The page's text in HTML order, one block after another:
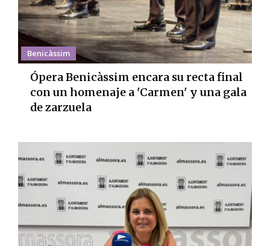
Benicàssim
Ópera Benicàssim encara su recta final
con un homenaje a 'Carmen' y una gala
de zarzuela